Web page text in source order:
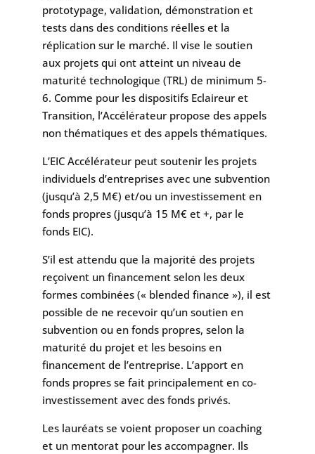
prototypage, validation, démonstration et
tests dans des conditions réelles et la
réplication sur le marché. Il vise le soutien
aux projets qui ont atteint un niveau de
maturité technologique (TRL) de minimum 5-
6. Comme pour les dispositifs Eclaireur et
Transition, l’Accélérateur propose des appels
non thématiques et des appels thématiques.
L’EIC Accélérateur peut soutenir les projets
individuels d’entreprises avec une subvention
(jusqu’à 2,5 M€) et/ou un investissement en
fonds propres (jusqu’à 15 M€ et +, par le
fonds EIC).
S’il est attendu que la majorité des projets
reçoivent un financement selon les deux
formes combinées (« blended finance »), il est
possible de ne recevoir qu’un soutien en
subvention ou en fonds propres, selon la
maturité du projet et les besoins en
financement de l’entreprise. L’apport en
fonds propres se fait principalement en co-
investissement avec des fonds privés.
Les lauréats se voient proposer un coaching
et un mentorat pour les accompagner. Ils